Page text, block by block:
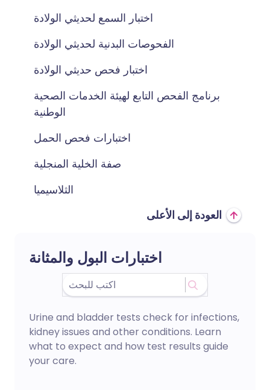
اختبار السمع لحديثي الولادة
الفحوصات البدنية لحديثي الولادة
اختبار فحص حديثي الولادة
برنامج الفحص التابع لهيئة الخدمات الصحية
الوطنية
اختبارات فحص الحمل
صفة الخلية المنجلية
الثلاسيميا
العودة إلى الأعلى
اختبارات البول والمثانة
Urine and bladder tests check for infections,
kidney issues and other conditions. Learn
what to expect and how test results guide
your care.